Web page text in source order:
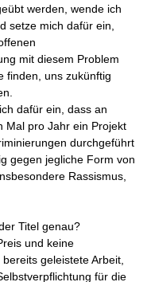
werden, wende ich
setze mich dafür ein,
mit diesem Problem
finden, uns zukünftig
dafür ein, dass an
Mal pro Jahr ein Projekt
durchgeführt
gegen jegliche Form von
Rassismus,
Titel genau?
und keine
geleistete Arbeit,
für die